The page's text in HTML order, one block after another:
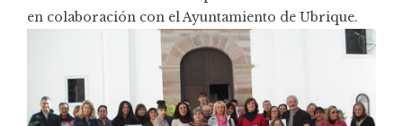
en colaboración con el Ayuntamiento de Ubrique.